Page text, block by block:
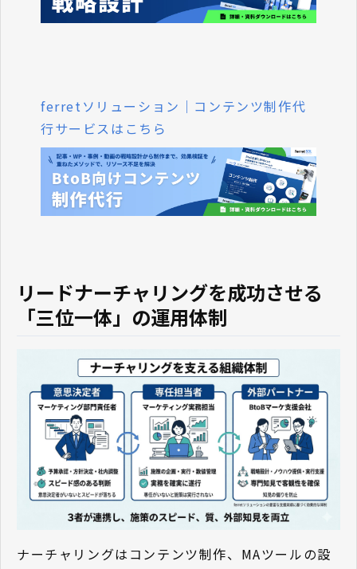
ferretソリューション｜コンテンツ制作代
行サービスはこちら
リードナーチャリングを成功させる
「三位一体」の運用体制
ナーチャリングはコンテンツ制作、MAツールの設